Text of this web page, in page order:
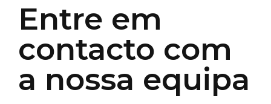
Entre em
contacto com
a nossa equipa